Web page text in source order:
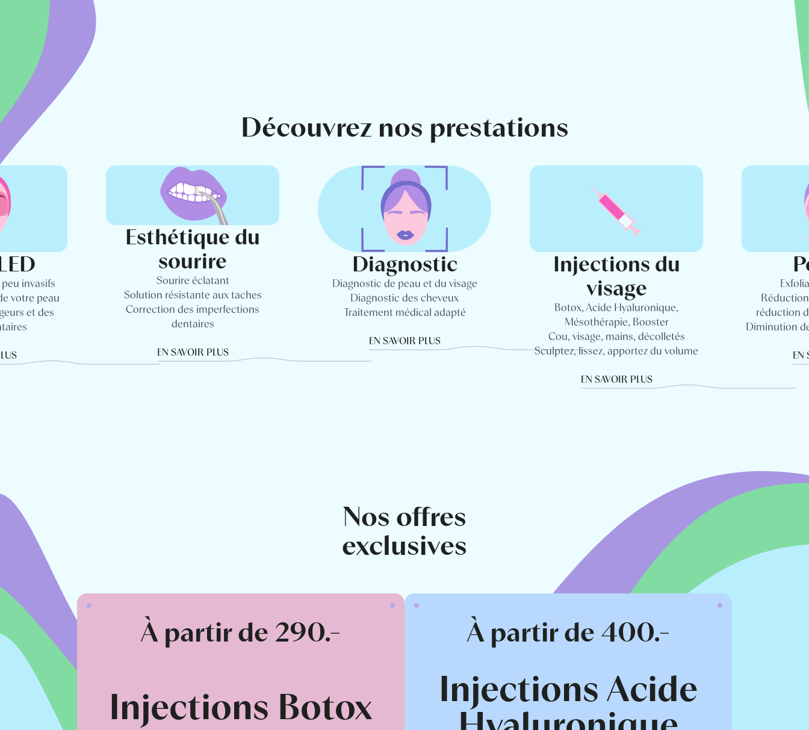
Découvrez nos prestations
invasifs
votre peau
et des
Esthétique du
sourire
Sourire éclatant
Solution résistante aux taches
Correction des imperfections
dentaires
EN SAVOIR PLUS
Diagnostic
Diagnostic de peau et du visage
Diagnostic des cheveux
Traitement médical adapté
EN SAVOIR PLUS
Injections du
visage
Botox, Acide Hyaluronique,
Mésothérapie, Booster
Cou, visage, mains, décolletés
Sculptez, lissez, apportez du volume
EN SAVOIR PLUS
réduction
Diminution
EN
Nos offres
exclusives
À partir de 290.-
Injections Botox
À partir de 400.-
Injections Acide